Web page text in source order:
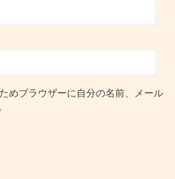
めブラウザーに自分の名前、メール